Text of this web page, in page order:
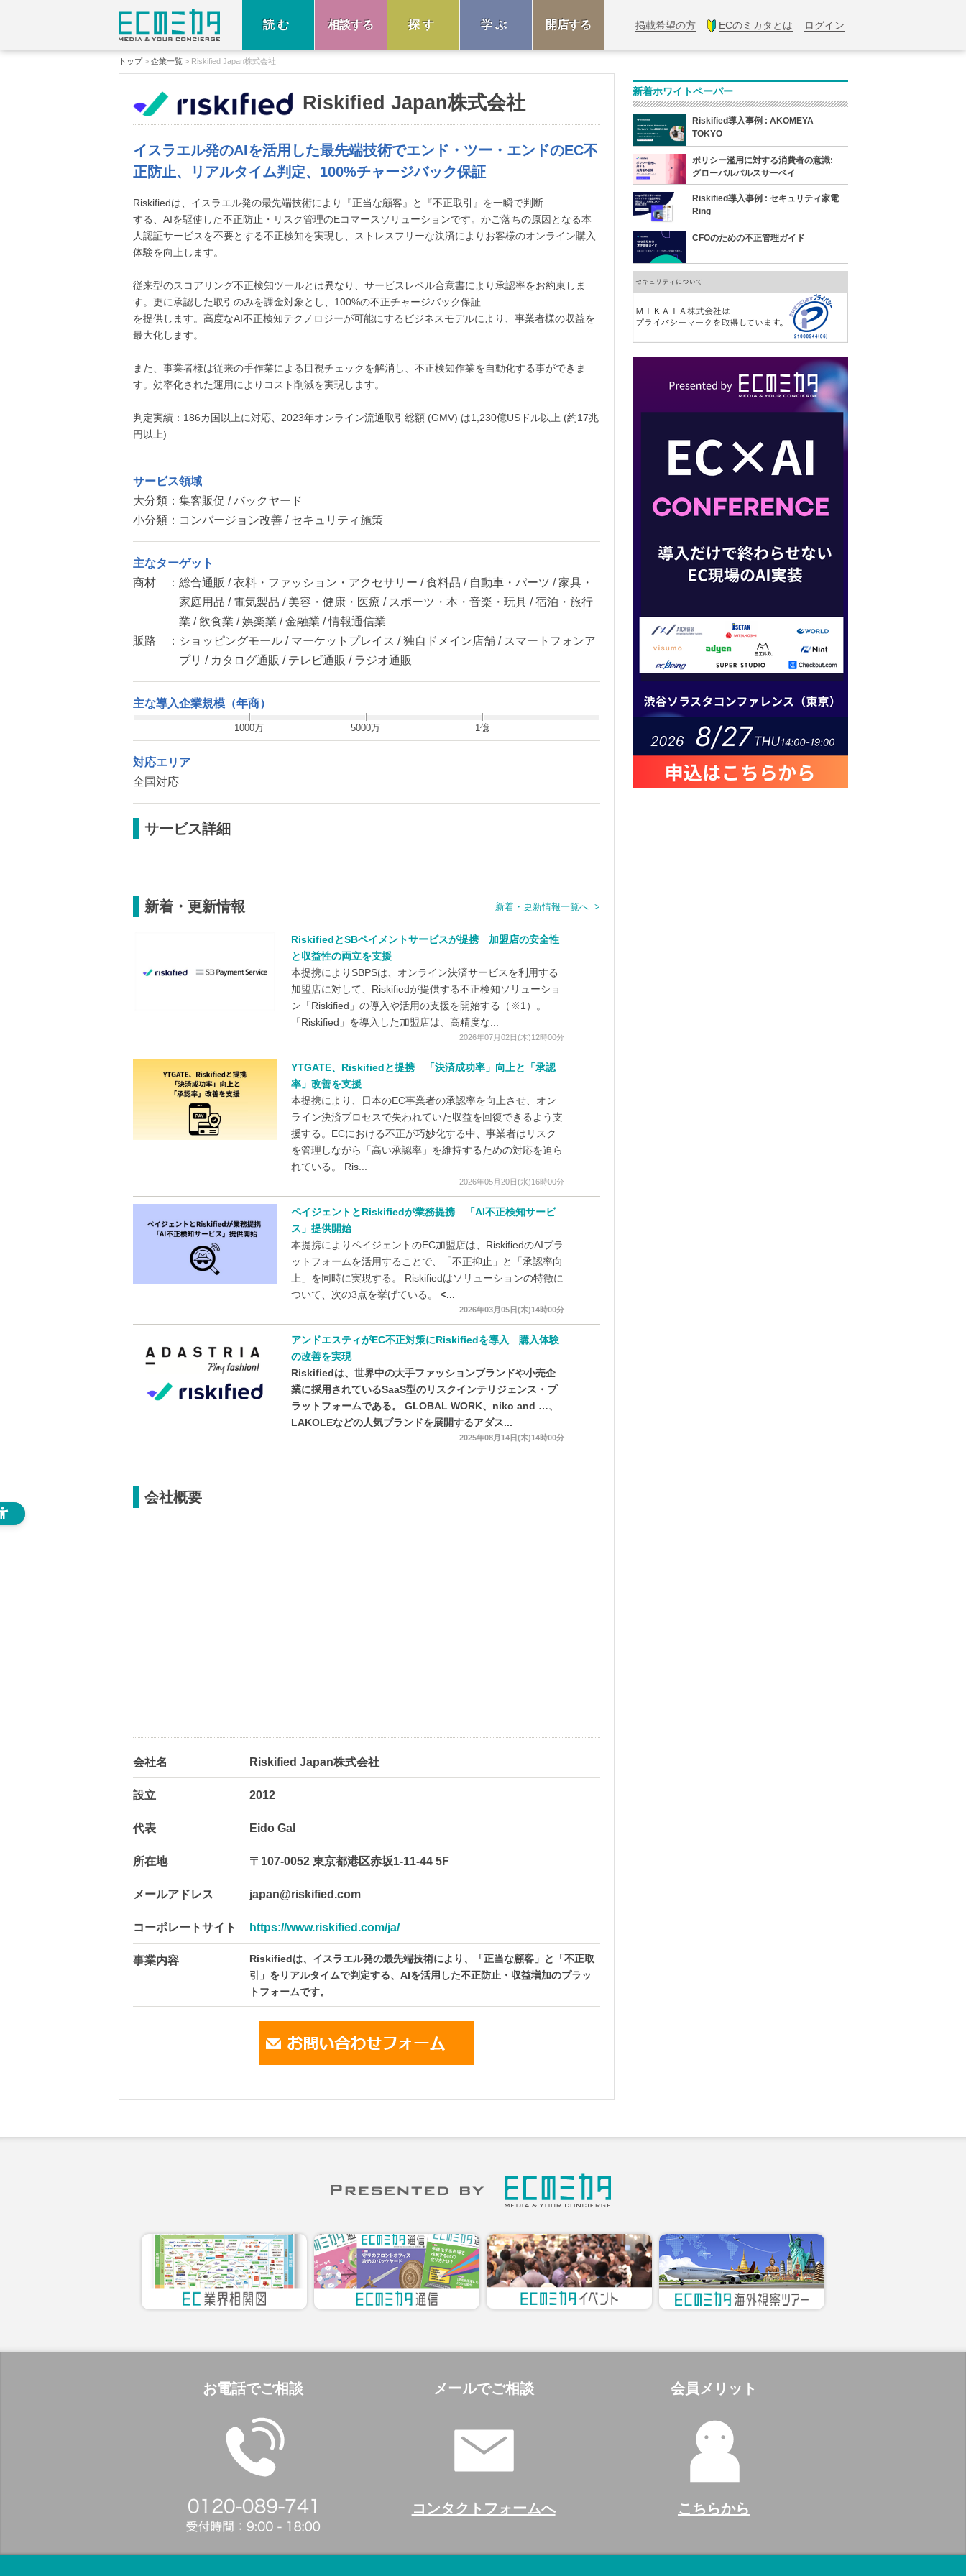
読む 相談する 探す 学ぶ 開店する 掲載希望の方 ECのミカタとは ログイン
トップ 企業一覧 Riskified Japan株式会社
Riskified Japan株式会社
イスラエル発のAIを活用した最先端技術でエンド・ツー・エンドのEC不
正防止、リアルタイム判定、100%チャージバック保証
Riskifiedは、イスラエル発の最先端技術により『正当な顧客』と『不正取引』を一瞬で判断
する、AIを駆使した不正防止・リスク管理のEコマースソリューションです。かご落ちの原因となる本
人認証サービスを不要とする不正検知を実現し、ストレスフリーな決済によりお客様のオンライン購入
体験を向上します。
従来型のスコアリング不正検知ツールとは異なり、サービスレベル合意書により承認率をお約束しま
す。更に承認した取引のみを課金対象とし、100%の不正チャージバック保証
を提供します。高度なAI不正検知テクノロジーが可能にするビジネスモデルにより、事業者様の収益を
最大化します。
また、事業者様は従来の手作業による目視チェックを解消し、不正検知作業を自動化する事ができま
す。効率化された運用によりコスト削減を実現します。
判定実績：186カ国以上に対応、2023年オンライン流通取引総額 (GMV) は1,230億USドル以上 (約17兆
円以上)
サービス領域
大分類： 集客販促 / バックヤード
小分類： コンバージョン改善 / セキュリティ施策
主なターゲット
商材 ： 総合通販 / 衣料・ファッション・アクセサリー / 食料品 / 自動車・パーツ / 家具・
家庭用品 / 電気製品 / 美容・健康・医療 / スポーツ・本・音楽・玩具 / 宿泊・旅行
業 / 飲食業 / 娯楽業 / 金融業 / 情報通信業
販路 ： ショッピングモール / マーケットプレイス / 独自ドメイン店舗 / スマートフォンア
プリ / カタログ通販 / テレビ通販 / ラジオ通販
主な導入企業規模（年商）
1000万 5000万 1億
対応エリア
全国対応
サービス詳細
新着・更新情報 新着・更新情報一覧へ >
RiskifiedとSBペイメントサービスが提携 加盟店の安全性
と収益性の両立を支援
本提携によりSBPSは、オンライン決済サービスを利用する
加盟店に対して、Riskifiedが提供する不正検知ソリューショ
ン「Riskified」の導入や活用の支援を開始する（※1）。
「Riskified」を導入した加盟店は、高精度な...
2026年07月02日(木)12時00分
YTGATE、Riskifiedと提携 「決済成功率」向上と「承認
率」改善を支援
本提携により、日本のEC事業者の承認率を向上させ、オン
ライン決済プロセスで失われていた収益を回復できるよう支
援する。ECにおける不正が巧妙化する中、事業者はリスク
を管理しながら「高い承認率」を維持するための対応を迫ら
れている。 Ris...
2026年05月20日(水)16時00分
ペイジェントとRiskifiedが業務提携 「AI不正検知サービ
ス」提供開始
本提携によりペイジェントのEC加盟店は、RiskifiedのAIプラ
ットフォームを活用することで、「不正抑止」と「承認率向
上」を同時に実現する。 Riskifiedはソリューションの特徴に
ついて、次の3点を挙げている。 <...
2026年03月05日(木)14時00分
アンドエスティがEC不正対策にRiskifiedを導入 購入体験
の改善を実現
Riskifiedは、世界中の大手ファッションブランドや小売企
業に採用されているSaaS型のリスクインテリジェンス・プ
ラットフォームである。 GLOBAL WORK、niko and …、
LAKOLEなどの人気ブランドを展開するアダス...
2025年08月14日(木)14時00分
会社概要
会社名 Riskified Japan株式会社
設立 2012
代表 Eido Gal
所在地 〒107-0052 東京都港区赤坂1-11-44 5F
メールアドレス japan@riskified.com
コーポレートサイト https://www.riskified.com/ja/
事業内容
Riskifiedは、イスラエル発の最先端技術により、「正当な顧客」と「不正取
引」をリアルタイムで判定する、AIを活用した不正防止・収益増加のプラッ
トフォームです。
新着ホワイトペーパー
Riskified導入事例 : AKOMEYA
TOKYO
ポリシー濫用に対する消費者の意識:
グローバルパルスサーベイ
Riskified導入事例 : セキュリティ家電
Ring
CFOのための不正管理ガイド
お電話でご相談 メールでご相談
コンタクトフォームへ
会員メリット
こちらから